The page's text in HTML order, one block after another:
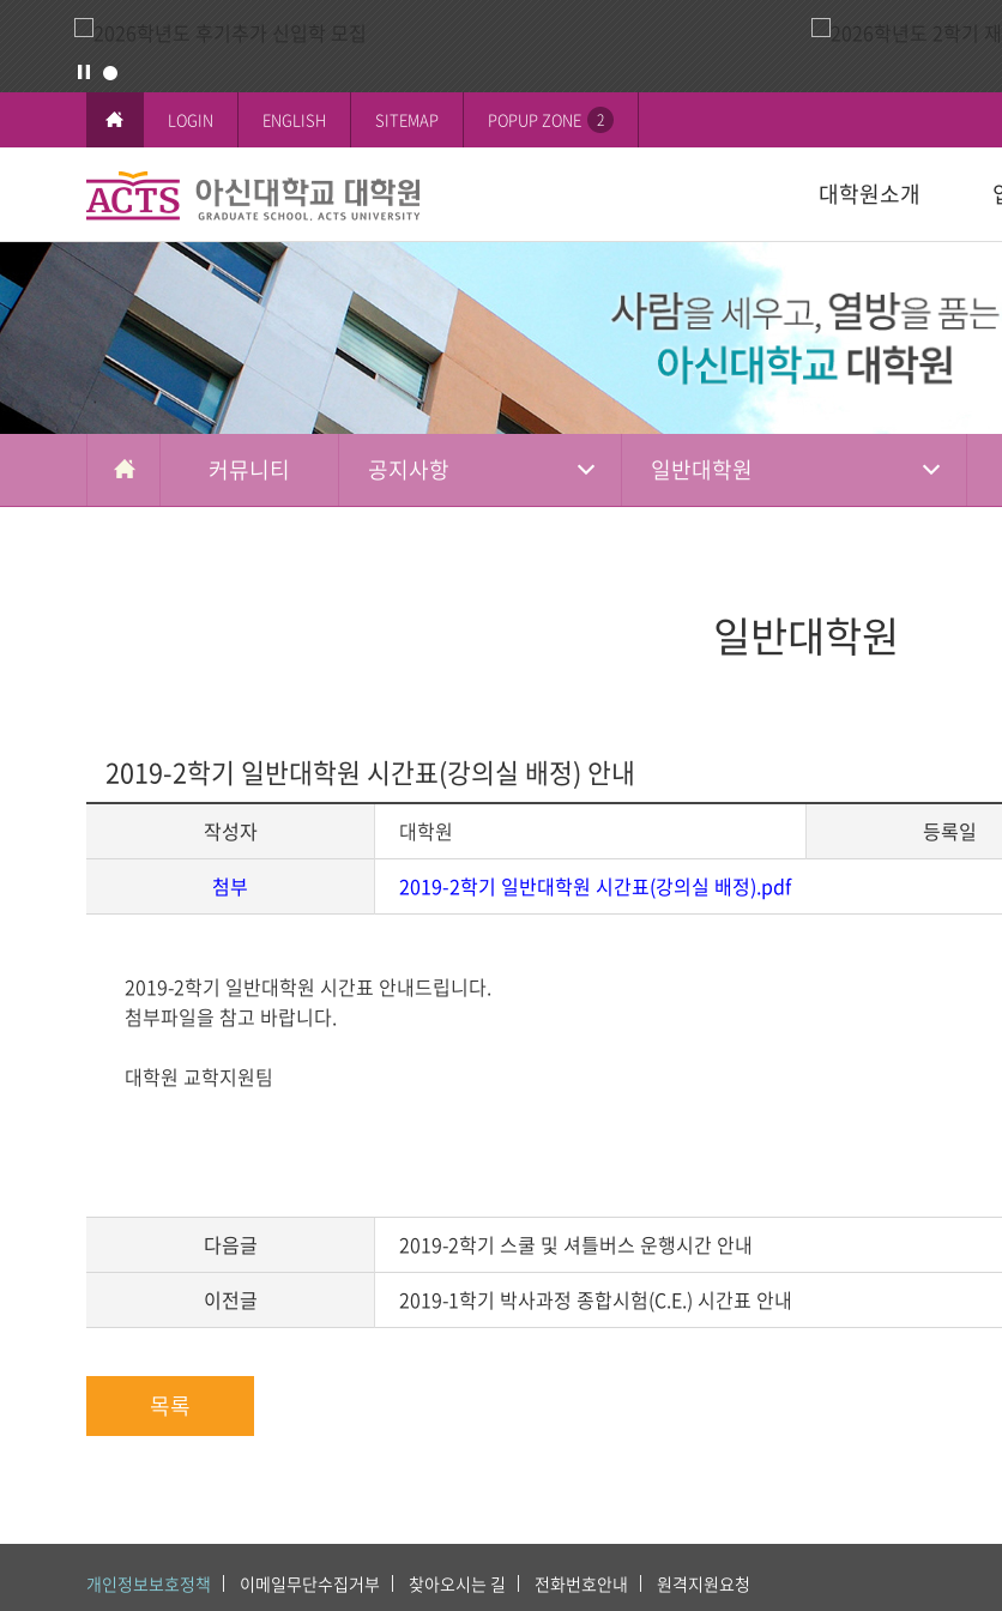
LOGIN ENGLISH SITEMAP POPUP ZONE 2
대학원소개
교육이념과 비전
교육
복지
공지사항 모집요강
일반대학원
신학대학원
선교대학원
교육대학원
상담대학원
다문화교육복지대학원
일반대학원
철학박사(Ph.D.)
신학박사(Th.D.)
석박사통합과정
석사과정
신학대학원
성경강해학(Th.M.)
목회학석사
문학석사
학사일정 학칙 및 규정
시험 및 성적안내 장학안내
논문작성안내 논문심사일정
공지사항
전체공지
일반대학원
신학대학원
선교대학원
교육대학원
상담대학원
묻고답하기
뮤
니
티
커뮤니티 공지사항 일반대학원
일반대학원
2019-2학기 일반대학원 시간표(강의실 배정) 안내
작성자 대학원 등록일
첨부
2019-2학기 일반대학원 시간표(강의실 배정).pdf
게
시
본
2019-2학기 일반대학원 시간표 안내드립니다.
첨부파일을 참고 바랍니다.
대학원 교학지원팀
다음글
2019-2학기 스쿨 및 셔틀버스 운행시간 안내
이전글
2019-1학기 박사과정 종합시험(C.E.) 시간표 안내
목록
개인정보보호정책 이메일무단수집거부 찾아오시는 길 전화번호안내 원격지원요청